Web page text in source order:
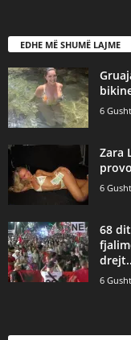
EDHE MË SHUMË LAJME
6
Zara
6
68
6